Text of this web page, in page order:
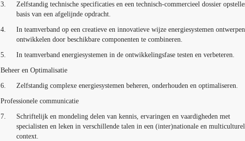
3.
Zelfstandig technische specificaties en een technisch-commercieel dossier
basis van een afgelijnde opdracht.
4.
In teamverband op een creatieve en innovatieve wijze energiesystemen
ontwikkelen door beschikbare componenten te combineren.
5. In teamverband energiesystemen in de ontwikkelingsfase testen en verbeteren.
Beheer en Optimalisatie
6. Zelfstandig complexe energiesystemen beheren, onderhouden en optimaliseren.
Professionele communicatie
7.
Schriftelijk en mondeling delen van kennis, ervaringen en vaardigheden met
specialisten en leken in verschillende talen in een (inter)nationale en
context.